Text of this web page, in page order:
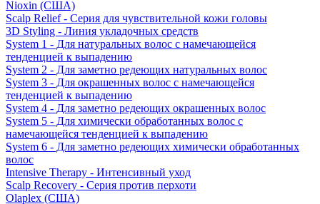
Nioxin (США)
Scalp Relief - Серия для чувствительной кожи головы
3D Styling - Линия укладочных средств
System 1 - Для натуральных волос с намечающейся
тенденцией к выпадению
System 2 - Для заметно редеющих натуральных волос
System 3 - Для окрашенных волос с намечающейся
тенденцией к выпадению
System 4 - Для заметно редеющих окрашенных волос
System 5 - Для химически обработанных волос с
намечающейся тенденцией к выпадению
System 6 - Для заметно редеющих химически обработанных
волос
Intensive Therapy - Интенсивный уход
Scalp Recovery - Серия против перхоти
Olaplex (США)